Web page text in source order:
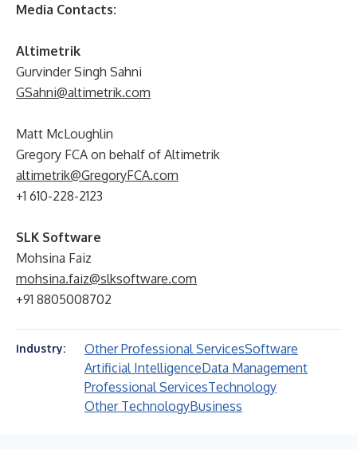
Media Contacts:
Altimetrik
Gurvinder Singh Sahni
GSahni@altimetrik.com
Matt McLoughlin
Gregory FCA on behalf of Altimetrik
altimetrik@GregoryFCA.com
+1 610-228-2123
SLK Software
Mohsina Faiz
mohsina.faiz@slksoftware.com
+91 8805008702
Industry: Other Professional ServicesSoftware
Artificial IntelligenceData Management
Professional ServicesTechnology
Other TechnologyBusiness